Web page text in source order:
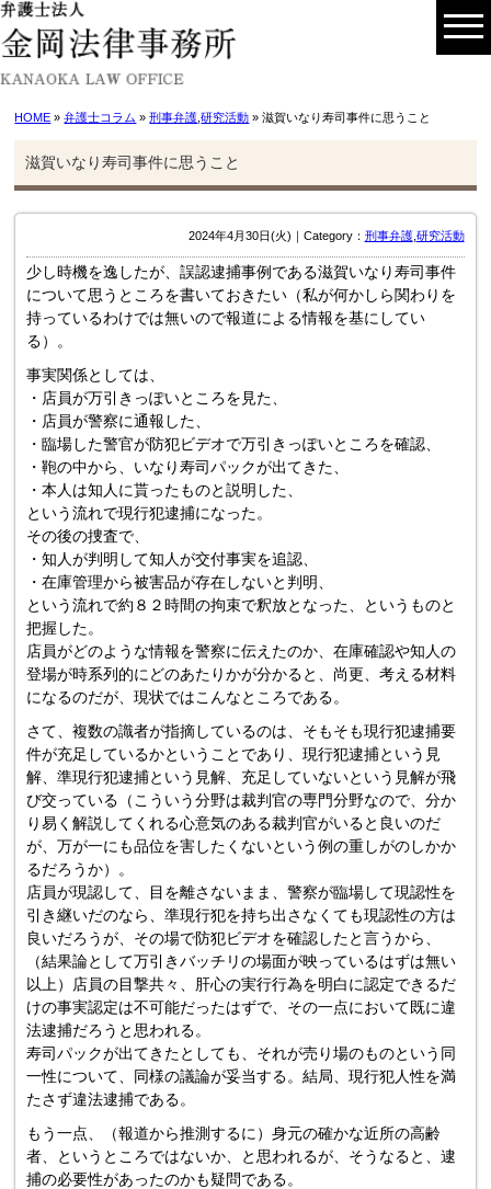
HOME »弁護士コラム »刑事弁護 ,研究活動 » 滋賀いなり寿司事件に思うこと
滋賀いなり寿司事件に思うこと
2024年4月30日(火)｜Category： 刑事弁護, 研究活動
少し時機を逸したが、誤認逮捕事例である滋賀いなり寿司事件
について思うところを書いておきたい（私が何かしら関わりを
持っているわけでは無いので報道による情報を基にしてい
る）。
事実関係としては、
・店員が万引きっぽいところを見た、
・店員が警察に通報した、
・臨場した警官が防犯ビデオで万引きっぽいところを確認、
・鞄の中から、いなり寿司パックが出てきた、
・本人は知人に貰ったものと説明した、
という流れで現行犯逮捕になった。
その後の捜査で、
・知人が判明して知人が交付事実を追認、
・在庫管理から被害品が存在しないと判明、
という流れで約８２時間の拘束で釈放となった、というものと
把握した。
店員がどのような情報を警察に伝えたのか、在庫確認や知人の
登場が時系列的にどのあたりかが分かると、尚更、考える材料
になるのだが、現状ではこんなところである。
さて、複数の識者が指摘しているのは、そもそも現行犯逮捕要
件が充足しているかということであり、現行犯逮捕という見
解、準現行犯逮捕という見解、充足していないという見解が飛
び交っている（こういう分野は裁判官の専門分野なので、分か
り易く解説してくれる心意気のある裁判官がいると良いのだ
が、万が一にも品位を害したくないという例の重しがのしかか
るだろうか）。
店員が現認して、目を離さないまま、警察が臨場して現認性を
引き継いだのなら、準現行犯を持ち出さなくても現認性の方は
良いだろうが、その場で防犯ビデオを確認したと言うから、
（結果論として万引きバッチリの場面が映っているはずは無い
以上）店員の目撃共々、肝心の実行行為を明白に認定できるだ
けの事実認定は不可能だったはずで、その一点において既に違
法逮捕だろうと思われる。
寿司パックが出てきたとしても、それが売り場のものという同
一性について、同様の議論が妥当する。結局、現行犯人性を満
たさず違法逮捕である。
もう一点、（報道から推測するに）身元の確かな近所の高齢
者、というところではないか、と思われるが、そうなると、逮
捕の必要性があったのかも疑問である。